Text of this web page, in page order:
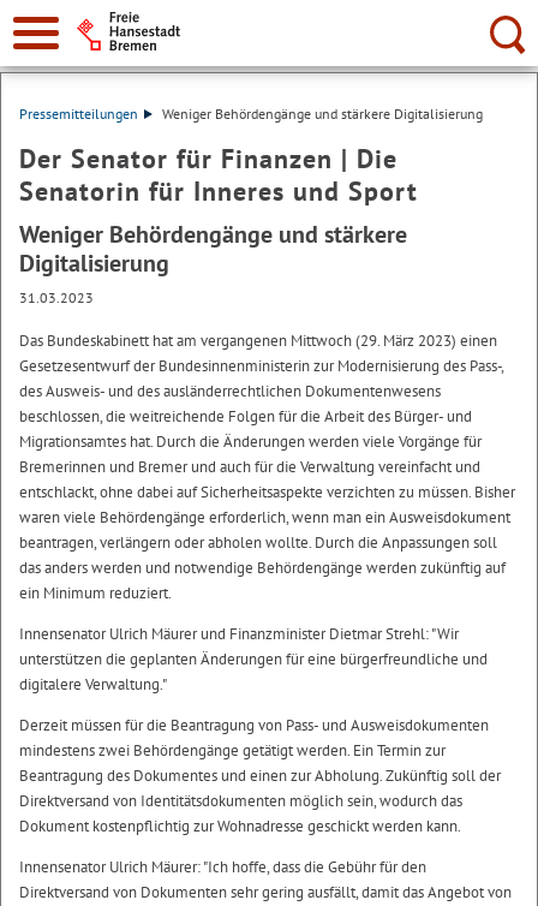
Suche:
Pressemitteilungen Weniger Behördengänge und stärkere Digitalisierung
Der Senator für Finanzen | Die
Senatorin für Inneres und Sport
Weniger Behördengänge und stärkere
Digitalisierung
31.03.2023
Das Bundeskabinett hat am vergangenen Mittwoch (29. März 2023) einen
Gesetzesentwurf der Bundesinnenministerin zur Modernisierung des Pass-,
des Ausweis- und des ausländerrechtlichen Dokumentenwesens
beschlossen, die weitreichende Folgen für die Arbeit des Bürger- und
Migrationsamtes hat. Durch die Änderungen werden viele Vorgänge für
Bremerinnen und Bremer und auch für die Verwaltung vereinfacht und
entschlackt, ohne dabei auf Sicherheitsaspekte verzichten zu müssen. Bisher
waren viele Behördengänge erforderlich, wenn man ein Ausweisdokument
beantragen, verlängern oder abholen wollte. Durch die Anpassungen soll
das anders werden und notwendige Behördengänge werden zukünftig auf
ein Minimum reduziert.
Innensenator Ulrich Mäurer und Finanzminister Dietmar Strehl: "Wir
unterstützen die geplanten Änderungen für eine bürgerfreundliche und
digitalere Verwaltung."
Derzeit müssen für die Beantragung von Pass- und Ausweisdokumenten
mindestens zwei Behördengänge getätigt werden. Ein Termin zur
Beantragung des Dokumentes und einen zur Abholung. Zukünftig soll der
Direktversand von Identitätsdokumenten möglich sein, wodurch das
Dokument kostenpflichtig zur Wohnadresse geschickt werden kann.
Innensenator Ulrich Mäurer: "Ich hoffe, dass die Gebühr für den
Direktversand von Dokumenten sehr gering ausfällt, damit das Angebot von